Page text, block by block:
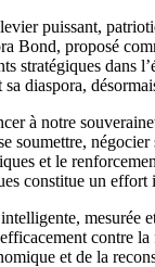
puissant,
Bond, proposé
stratégiques
diaspora,
à notre
et le
constitue un
mesurée
contre
et de la